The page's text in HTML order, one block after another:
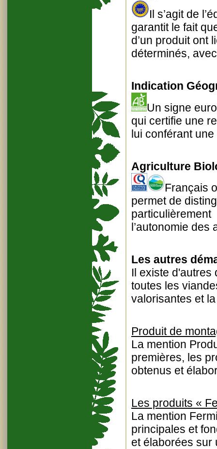
Il s’agit de
garantit le fait
d’un produit ont
déterminés,
Indication
Un signe
qui certifie une
lui conférant
Agriculture
Français
permet de
particulièrement
l’autonomie des
Les autres
Il existe d'autres
toutes les
valorisantes et
Produit de
La mention
premières, les
obtenus et
Les produits «
La mention
principales et
et élaborées sur